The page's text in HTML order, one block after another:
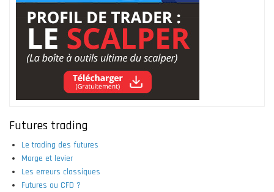
Futures trading
Le trading des futures
Marge et levier
Les erreurs classiques
Futures ou CFD ?